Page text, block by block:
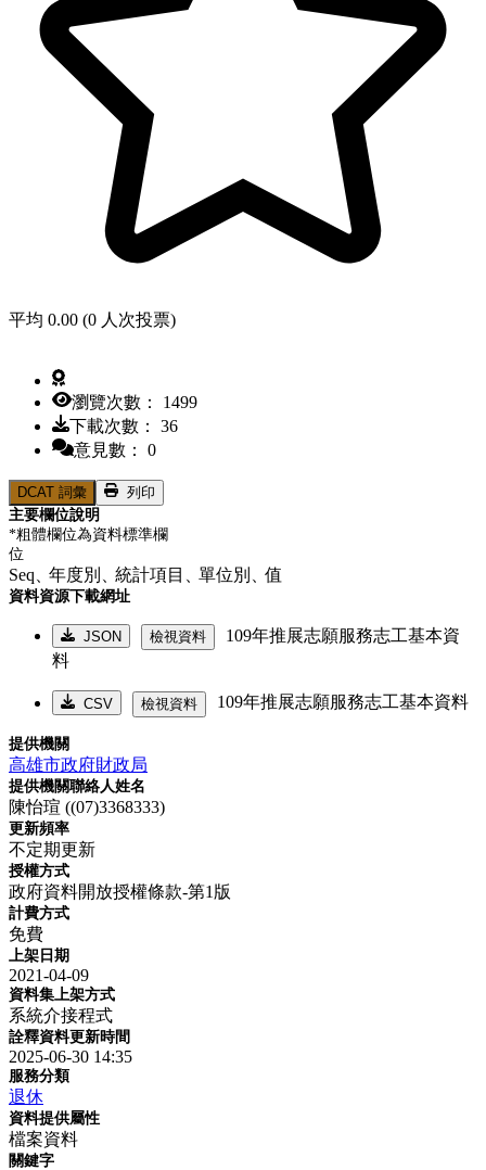
平均 0.00 (0 人次投票)
瀏覽次數： 1499
下載次數： 36
意見數： 0
DCAT 詞彙
列印
主要欄位說明
*粗體欄位為資料標準欄
位
Seq、年度別、統計項目、單位別、值
資料資源下載網址
JSON 檢視資料
109年推展志願服務志工基本資
料
CSV 檢視資料 109年推展志願服務志工基本資料
提供機關
高雄市政府財政局
提供機關聯絡人姓名
陳怡瑄 ((07)3368333)
更新頻率
不定期更新
授權方式
政府資料開放授權條款-第1版
計費方式
免費
上架日期
2021-04-09
資料集上架方式
系統介接程式
詮釋資料更新時間
2025-06-30 14:35
服務分類
退休
資料提供屬性
檔案資料
關鍵字